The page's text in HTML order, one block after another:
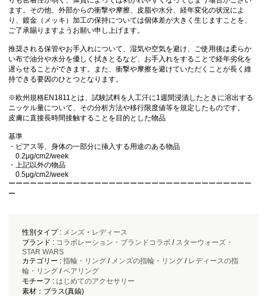
ます。その他、外部からの衝撃や摩擦、皮脂や水分、経年変化の状況によ
り、鍍金（メッキ）加工の保持については個体差が大きく生じますことを、
ご了承賜りますようお願い申し上げます。
推奨される保管やお手入れについて、湿気や空気を避け、ご使用後は柔らか
い布で油分や水分を優しく拭きとるなど、お手入れをすることで経年劣化を
遅らせることができます。 また、衝撃や摩擦を避けていただくことが長く維
持できる要因のひとつとなります。
※欧州規格EN1811とは、試験試料を人工汗に1週間浸漬したときに溶出する
ニッケル量について、その分析方法や移行限度値等を規定したものです。
皮膚に直接長時間接触することを目的とした物品
基準
・ピアス等、身体の一部分に挿入する用途のある物品
0.2μg/cm2/week
・上記以外の物品
0.5μg/cm2/week
ーーーーーーーーーーーーーーーーーーーーーーーーーーーーーーーーーー
ー
性別タイプ : メンズ・ レディース
ブランド : コラボレーション・ブランドコラボ / スターウォーズ・
STAR WARS
カテゴリー : 指輪・リング/ メンズの指輪・リング/ レディースの指
輪・リング/ペアリング
モチーフ : はじめてのアクセサリー
素材：ブラス(真鍮)